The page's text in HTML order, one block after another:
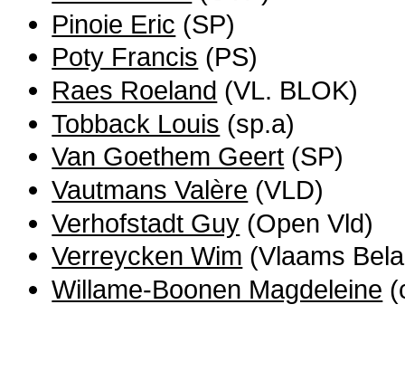
Pinoie Eric (SP)
Poty Francis (PS)
Raes Roeland (VL. BLOK)
Tobback Louis (sp.a)
Van Goethem Geert (SP)
Vautmans Valère (VLD)
Verhofstadt Guy (Open Vld)
Verreycken Wim (Vlaams
Willame-Boonen Magdeleine